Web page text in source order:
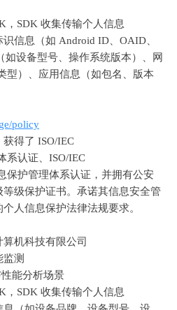
， SDK 收集传输个人信息
识信息（如 Android ID OAID
如设备型号、操作系统版本）、网
型）、应用信息（如包名、版本
policy
获得了 ISO/IEC
系认证、 ISO/IEC
保护管理体系认证，并拥有公安
级保护证书。承诺其信息安全管
人信息保护法律法规要求。
机科技有限公司
测
能分析场景
， SDK 收集传输个人信息